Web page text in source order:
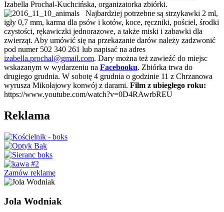
Izabella Prochal-Kuchcińska, organizatorka zbiórki.
Najbardziej potrzebne są strzykawki 2 ml,
igły 0,7 mm, karma dla psów i kotów, koce, ręczniki, pościel, środki
czystości, rękawiczki jednorazowe, a także miski i zabawki dla
zwierząt. Aby umówić się na przekazanie darów należy zadzwonić
pod numer 502 340 261 lub napisać na adres
izabella.prochal@gmail.com. Dary można też zawieźć do miejsc
wskazanym w wydarzeniu na Facebooku. Zbiórka trwa do
drugiego grudnia. W sobotę 4 grudnia o godzinie 11 z Chrzanowa
wyrusza Mikołajowy konwój z darami. Film z ubiegłego roku:
https://www.youtube.com/watch?v=0D4RAwrbREU
Reklama
Zamów reklamę
Jola Wodniak